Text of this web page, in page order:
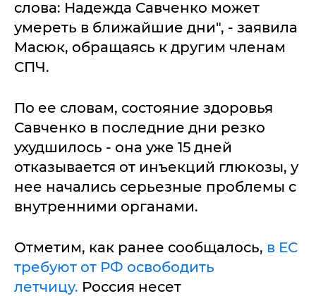
слова: Надежда Савченко может
умереть в ближайшие дни", - заявила
Масюк, обращаясь к другим членам
СПЧ.
По ее словам, состояние здоровья
Савченко в последние дни резко
ухудшилось - она уже 15 дней
отказывается от инъекций глюкозы, у
нее начались серьезные проблемы с
внутренними органами.
Отметим, как ранее сообщалось, в ЕС
требуют от РФ освободить
летчицу. Россия несет